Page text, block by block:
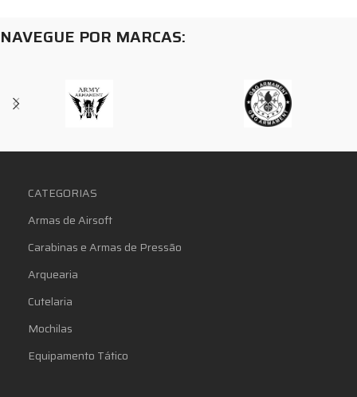
NAVEGUE POR MARCAS:
CATEGORIAS
Armas de Airsoft
Carabinas e Armas de Pressão
Arquearia
Cutelaria
Mochilas
Equipamento Tático